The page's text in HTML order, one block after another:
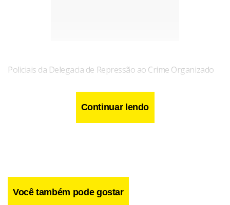
Policiais da Delegacia de Repressão ao Crime Organizado
uma quadrilha acusada de roubar créditos de cartão-
Segundo a Polícia, desde às 5 da manhã, cerca de 300
Continuar lendo
Você também pode gostar